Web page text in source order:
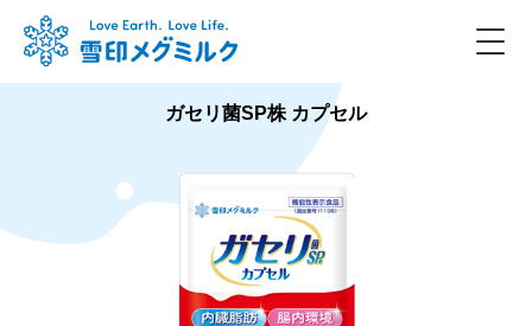
ガセリ菌SP株 カプセル